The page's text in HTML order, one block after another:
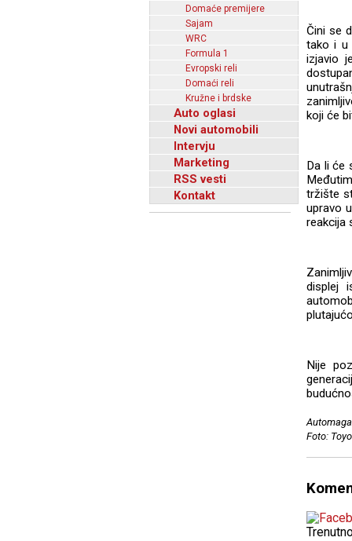
Domaće premijere
Sajam
WRC
Formula 1
Evropski reli
Domaći reli
Kružne i brdske
Auto oglasi
Novi automobili
Intervju
Marketing
RSS vesti
Kontakt
Čini se
tako i u
izjavio
koji će
Da li će
tržište
upravo
reakcija
displej
Nije
Foto: